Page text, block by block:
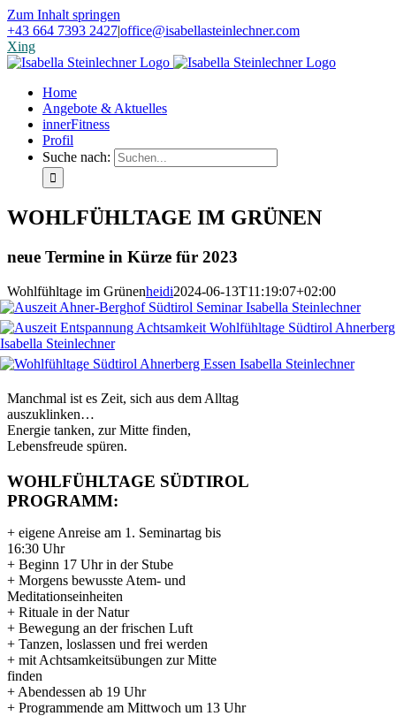
Zum Inhalt springen
+43 664 7393 2427|office@isabellasteinlechner.com
Xing
Home
Angebote & Aktuelles
innerFitness
Profil
Suche nach:
WOHLFÜHLTAGE IM GRÜNEN
neue Termine in Kürze für 2023
Wohlfühltage im Grünenheidi2024-06-13T11:19:07+02:00
Manchmal ist es Zeit, sich aus dem Alltag
auszuklinken…
Energie tanken, zur Mitte finden,
Lebensfreude spüren.
WOHLFÜHLTAGE SÜDTIROL
PROGRAMM:
+ eigene Anreise am 1. Seminartag bis
16:30 Uhr
+ Beginn 17 Uhr in der Stube
+ Morgens bewusste Atem- und
Meditationseinheiten
+ Rituale in der Natur
+ Bewegung an der frischen Luft
+ Tanzen, loslassen und frei werden
+ mit Achtsamkeitsübungen zur Mitte
finden
+ Abendessen ab 19 Uhr
+ Programmende am Mittwoch um 13 Uhr